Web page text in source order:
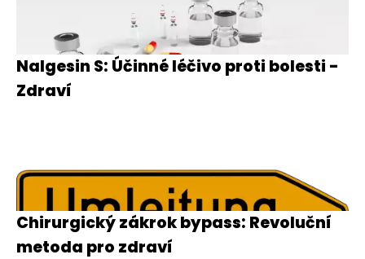
Nalgesin S: Účinné léčivo proti bolesti -
Zdraví
Chirurgický zákrok bypass: Revoluční
metoda pro zdraví